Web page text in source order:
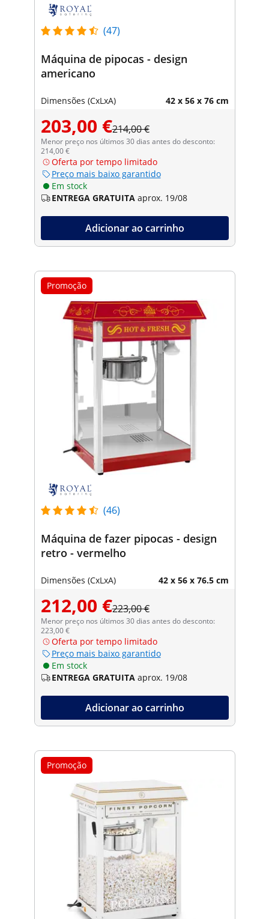
(47)
Máquina de pipocas - design
americano
Dimensões (CxLxA) 42 x 56 x 76 cm
203,00 €214,00 €
Menor preço nos últimos 30 dias antes do desconto:
214,00 €
Oferta por tempo limitado
Preço mais baixo garantido
Em stock
ENTREGA GRATUITA aprox. 19/08
Adicionar ao carrinho
Promoção
(46)
Máquina de fazer pipocas - design
retro - vermelho
Dimensões (CxLxA) 42 x 56 x 76.5 cm
212,00 €223,00 €
Menor preço nos últimos 30 dias antes do desconto:
223,00 €
Oferta por tempo limitado
Preço mais baixo garantido
Em stock
ENTREGA GRATUITA aprox. 19/08
Adicionar ao carrinho
Promoção